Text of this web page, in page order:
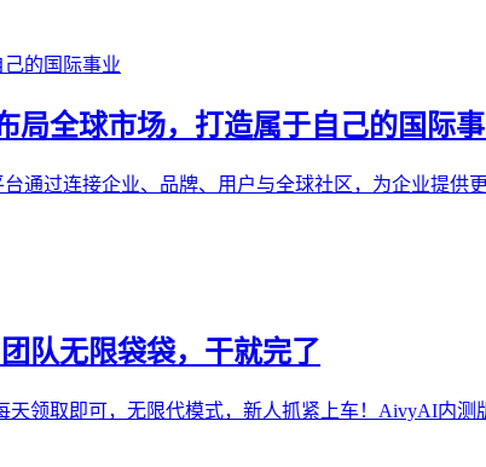
局全球市场，打造属于自己的国际
通过连接企业、品牌、用户与全球社区，为企业提
队无限袋袋，干就完了
领取即可，无限代模式，新人抓紧上车！AivyAI内测